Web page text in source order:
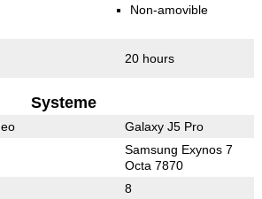
Non-amovible
20 hours
Systeme
Galaxy J5 Pro
Samsung Exynos 7
Octa 7870
8